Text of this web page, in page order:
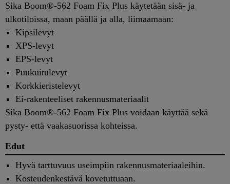
Sika Boom®-562 Foam Fix Plus käytetään sisä- ja
ulkotiloissa, maan päällä ja alla, liimaamaan:
Kipsilevyt
XPS-levyt
EPS-levyt
Puukuitulevyt
Korkkieristelevyt
Ei-rakenteeliset rakennusmateriaalit
Sika Boom®-562 Foam Fix Plus voidaan käyttää sekä
pysty- että vaakasuorissa kohteissa.
Edut
Hyvä tarttuvuus useimpiin rakennusmateriaaleihin.
Kosteudenkestävä kovetuttuaan.